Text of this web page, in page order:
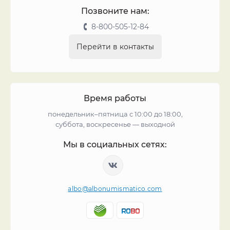
Позвоните нам:
8-800-505-12-84
Перейти в контакты
Время работы
понедельник–пятница с 10:00 до 18:00,
суббота, воскресенье — выходной
Мы в социальных сетях:
albo@albonumismatico.com